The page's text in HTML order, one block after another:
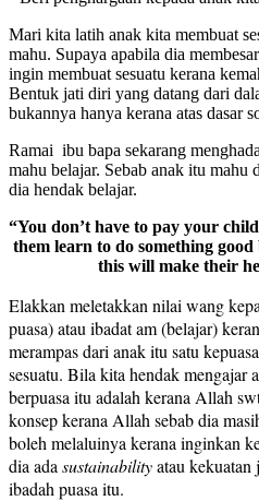
Mari kita latih anak kita membuat
mahu. Supaya apabila dia
ingin membuat sesuatu kerana
Bentuk jati diri yang datang dari
bukannya hanya kerana atas dasar
Ramai ibu bapa sekarang
mahu belajar. Sebab anak itu mahu
dia hendak belajar.
“You don’t have to pay your
them learn to do something
this will make their
Elakkan meletakkan nilai wang
puasa) atau ibadat am (belajar)
merampas dari anak itu satu
sesuatu. Bila kita hendak mengajar
berpuasa itu adalah kerana Allah
konsep kerana Allah sebab dia
boleh melaluinya kerana inginkan
dia ada sustainabilityatau
ibadah puasa itu.